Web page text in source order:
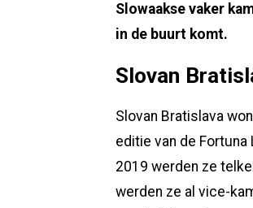
Slowaakse vaker
in de buurt komt.
Slovan
Slovan Bratislava
editie van de
2019 werden ze
werden ze al vice-